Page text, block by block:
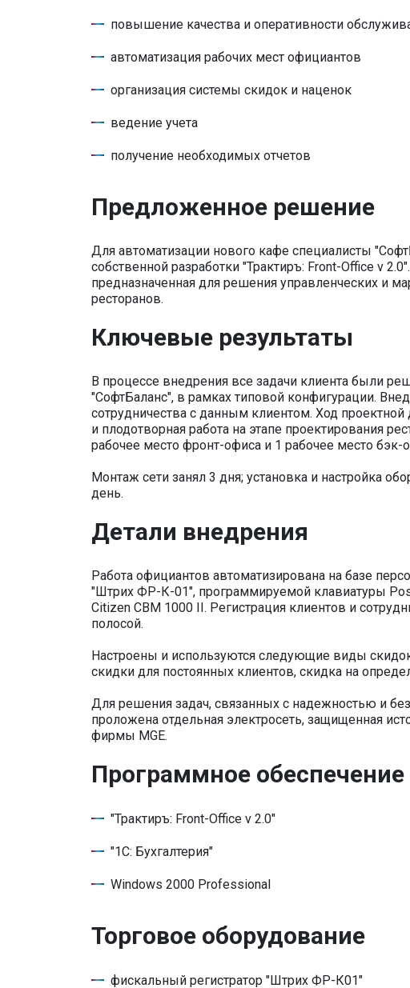
повышение качества и оперативности
автоматизация рабочих мест официантов
организация системы скидок и наценок
ведение учета
получение необходимых отчетов
Предложенное решение
Для автоматизации нового кафе специалисты
собственной разработки "Трактиръ: Front-Office v
предназначенная для решения управленческих и
ресторанов.
Ключевые результаты
В процессе внедрения все задачи клиента были
"СофтБаланс", в рамках типовой конфигурации.
сотрудничества с данным клиентом. Ход проектной
и плодотворная работа на этапе проектирования
рабочее место фронт-офиса и 1 рабочее место бэк-
Монтаж сети занял 3 дня; установка и настройка
день.
Детали внедрения
Работа официантов автоматизирована на базе
"Штрих ФР-К-01", программируемой клавиатуры
Citizen CBM 1000 II. Регистрация клиентов и
полосой.
Настроены и используются следующие виды
скидки для постоянных клиентов, скидка на
Для решения задач, связанных с надежностью и
проложена отдельная электросеть, защищенная
фирмы MGE.
Программное обеспечение
"Трактиръ: Front-Office v 2.0"
"1С: Бухгалтерия"
Windows 2000 Professional
Торговое оборудование
фискальный регистратор "Штрих ФР-К01"